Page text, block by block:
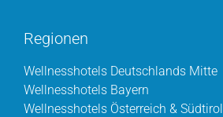
Regionen
Wellnesshotels Deutschlands Mitte
Wellnesshotels Bayern
Wellnesshotels Österreich & Südtirol